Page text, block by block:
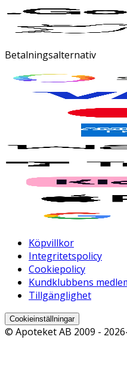
Betalningsalternativ
Köpvillkor
Integritetspolicy
Cookiepolicy
Kundklubbens
Tillgänglighet
Cookieinställningar
© Apoteket AB 2009 -